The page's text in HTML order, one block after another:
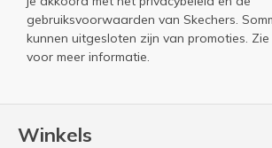
Winkels
gebruiksvoorwaarden van Skechers.
kunnen uitgesloten zijn van promoties. Zie
voor meer informatie.